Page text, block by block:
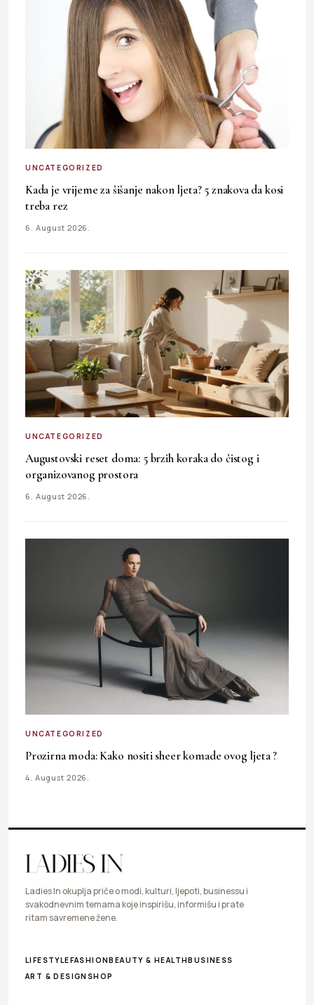
UNCATEGORIZED
Kada je vrijeme za šišanje nakon ljeta? 5 znakova da kosi
treba rez
6. August 2026.
UNCATEGORIZED
Augustovski reset doma: 5 brzih koraka do čistog i
organizovanog prostora
6. August 2026.
UNCATEGORIZED
Prozirna moda: Kako nositi sheer komade ovog ljeta ?
4. August 2026.
Ladies In okuplja priče o modi, kulturi, ljepoti, businessu i
svakodnevnim temama koje inspirišu, informišu i prate
ritam savremene žene.
LIFESTYLEFASHIONBEAUTY & HEALTHBUSINESS
ART & DESIGN SHOP